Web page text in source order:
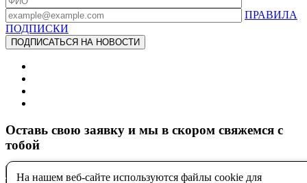
ПРАВИЛА
ПОДПИСКИ
Оставь свою заявку и мы в скором свяжемся с
тобой
На нашем веб-сайте используются файлы cookie для